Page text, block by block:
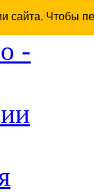
сайта. Чтобы
-